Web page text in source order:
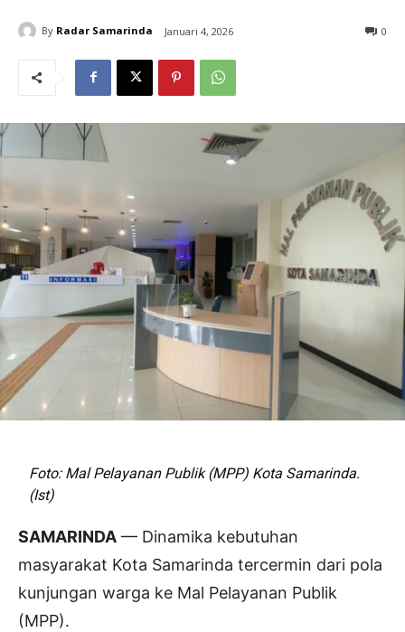
By Radar Samarinda Januari 4, 2026 0
Foto: Mal Pelayanan Publik (MPP) Kota Samarinda.
(Ist)
SAMARINDA — Dinamika kebutuhan
masyarakat Kota Samarinda tercermin dari pola
kunjungan warga ke Mal Pelayanan Publik
(MPP).